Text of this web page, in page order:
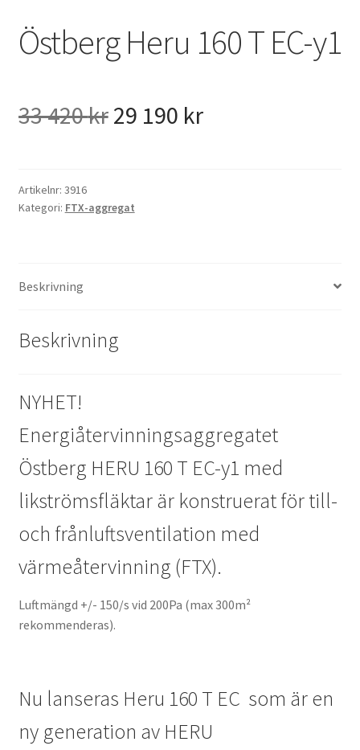
Östberg Heru 160 T EC-y1
33 420krDet
29 190 krDet
Artikelnr: 3916
Kategori: FTX-aggregat
Beskrivning
Beskrivning
NYHET!
Energiåtervinningsaggregatet
Östberg HERU 160 T EC-y1 med
likströmsfläktar är konstruerat för till-
och frånluftsventilation med
värmeåtervinning (FTX).
Luftmängd +/- 150/s vid 200Pa (max 300m²
rekommenderas).
Nu lanseras Heru 160 T EC som är en
ny generation av HERU